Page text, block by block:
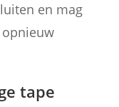
en mag
tape